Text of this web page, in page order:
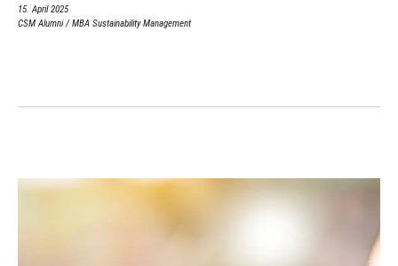
15. April 2025
CSM Alumni/MBA Sustainability Management